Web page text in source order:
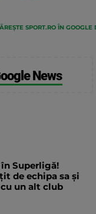
SPORT.RO ÎN GOOGLE
News
Superligă!
de echipa sa și
cu un alt club